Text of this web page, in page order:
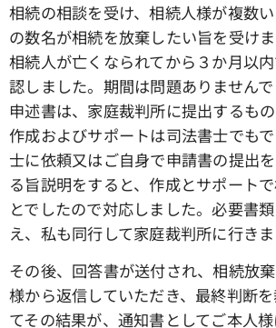
相続の相談を受け、相続人様が複数
の数名が相続を放棄したい旨を受け
相続人が亡くなられてから３か月以
認しました。期間は問題ありません
申述書は、家庭裁判所に提出するも
作成およびサポートは司法書士でも
士に依頼又はご自身で申請書の提出
る旨説明をすると、作成とサポート
とでしたので対応しました。必要書
え、私も同行して家庭裁判所に行きま
その後、回答書が送付され、相続放
様から返信していただき、最終判断
てその結果が、通知書としてご本人様